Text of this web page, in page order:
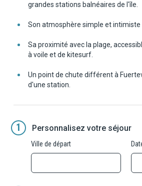
grandes stations balnéaires de l'île.
Son atmosphère simple et intimiste
Sa proximité avec la plage,
à voile et de kitesurf.
Un point de chute différent à
d'une station.
1 Personnalisez votre séjour
Ville de départ